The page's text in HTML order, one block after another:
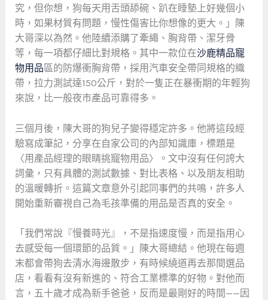
究，但你想，狗每天用舌頭舔碗、趴在睡墊上好幾個小
時，如果材質有問題，慢性傷害比你想像的更大。」陳
大哥深以為然。他陸續添購了牽繩、胸背帶、潔牙骨
等，每一項都仔細比對規格。其中一款位在沙鹿精品寵
物用品區的防爆衝胸背帶，採用汽車安全帶同規格的織
帶，拉力測試達150公斤，對於一隻正在暴衝期的年輕狗
來說，比一般夜市產品可靠得多。
三個月後，陳大哥的狗兒子變得穩定許多。他將這段經
驗寫成筆記，分享在自家公司的內部知識庫，標題是
〈用產品經理的眼睛挑寵物用品〉。文中沒有任何誇大
詞彙，只有具體的測試數據、對比表格、以及朋友相助
的溫暖轉折。這篇文章意外引起同事們的共鳴，許多人
開始重新審視自己為毛孩準備的用品是否真的安全。
「我們常說『慢養時光』，不是指速度慢，而是指用心
去感受每一個環節的品質。」陳大哥總結。他現在每週
末都會帶狗去清水海邊散步，有時候繞道再去那間選品
店，看看有沒有新進的、符合工業標準的好物。對他而
言，五十歲才成為新手爸爸，反而是最剛好的時間——因